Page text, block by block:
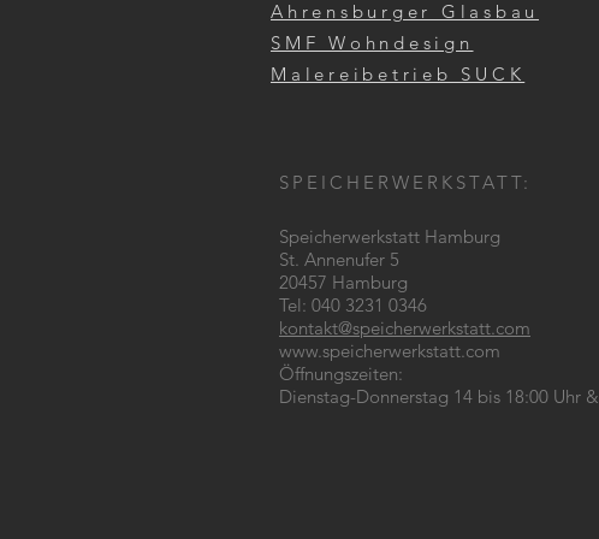
Ahrensburger Glasbau
SMF Wohndesign
Malereibetrieb SUCK
SPEICHERWERKSTATT:
Speicherwerkstatt Hamburg
St. Annenufer 5
20457 Hamburg
Tel: 040 3231 0346
kontakt@speicherwerkstatt.com
www.speicherwerkstatt.com
Öffnungszeiten:
Dienstag-Donnerstag 14 bis 18:00 Uhr &